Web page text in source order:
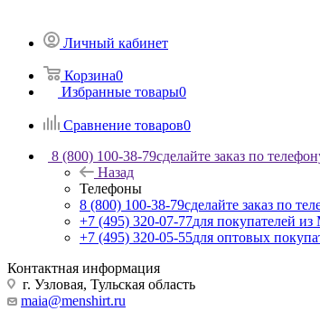
Личный кабинет
Корзина0
Избранные товары0
Сравнение товаров0
8 (800) 100-38-79сделайте заказ по
Назад
Телефоны
8 (800) 100-38-79сделайте заказ по
+7 (495) 320-07-77для покупателей
+7 (495) 320-05-55для оптовых
Контактная информация
г. Узловая, Тульская область
maia@menshirt.ru